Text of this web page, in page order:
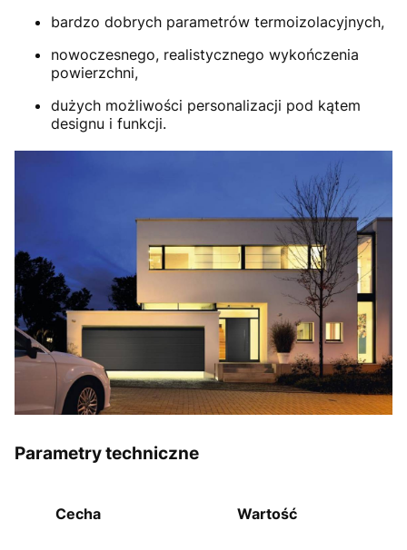
bardzo dobrych parametrów termoizolacyjnych,
nowoczesnego, realistycznego wykończenia
powierzchni,
dużych możliwości personalizacji pod kątem
designu i funkcji.
Parametry techniczne
Cecha Wartość